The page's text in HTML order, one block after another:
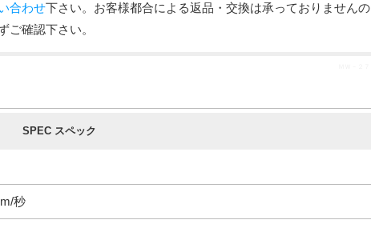
合わせ下さい。お客様都合による返品・交換は承っておりませんの
ご確認下さい。
SPEC スペック
秒